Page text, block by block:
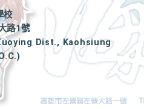
校
路1號
Dist., Kaohsiung